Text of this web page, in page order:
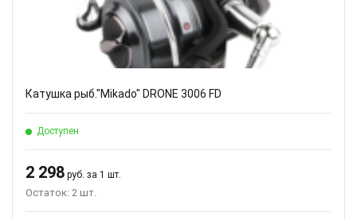
Катушка рыб."Mikado" DRONE 3006 FD
Доступен
2 298 руб. за 1 шт.
Остаток: 2 шт.